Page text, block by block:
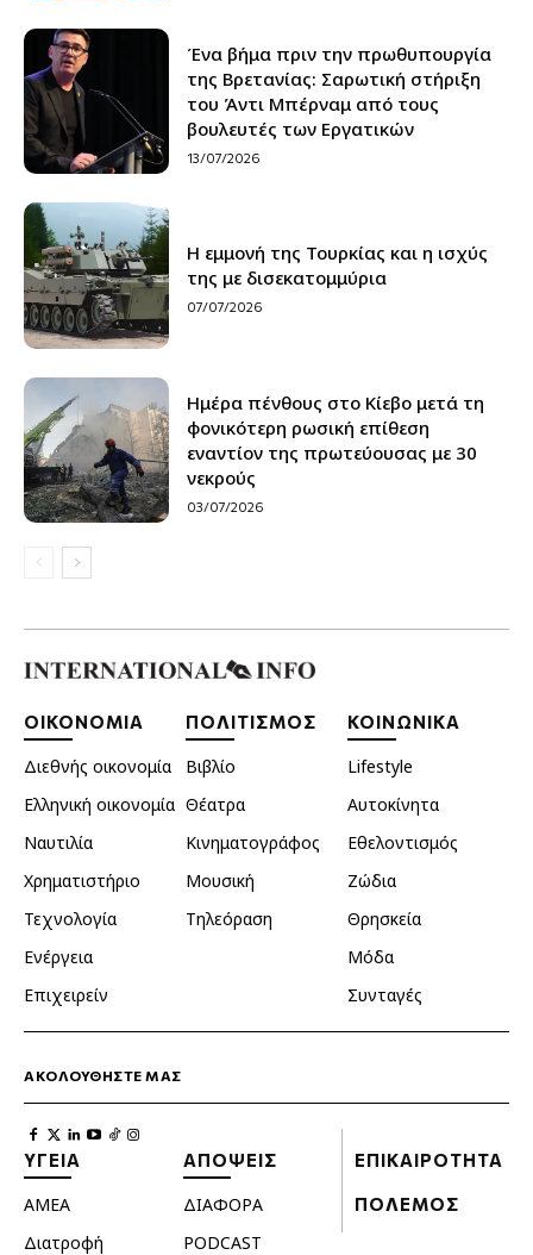
Ένα βήμα πριν την πρωθυπουργία
της Βρετανίας: Σαρωτική στήριξη
του Άντι Μπέρναμ από τους
βουλευτές των Εργατικών
13/07/2026
H εμμονή της Τουρκίας και η ισχύς
της με δισεκατομμύρια
07/07/2026
Ημέρα πένθους στο Κίεβο μετά τη
φονικότερη ρωσική επίθεση
εναντίον της πρωτεύουσας με 30
νεκρούς
03/07/2026
ΟΙΚΟΝΟΜΙΑ
Διεθνής οικονομία
Ελληνική οικονομία
Ναυτιλία
Χρηματιστήριο
Τεχνολογία
Ενέργεια
Επιχειρείν
ΠΟΛΙΤΙΣΜΟΣ
Βιβλίο
Θέατρα
Κινηματογράφος
Μουσική
Τηλεόραση
ΚΟΙΝΩΝΙΚΑ
Lifestyle
Αυτοκίνητα
Εθελοντισμός
Ζώδια
Θρησκεία
Μόδα
Συνταγές
ΑΚΟΛΟΥΘΗΣΤΕ ΜΑΣ
ΥΓΕΙΑ
ΑΜΕΑ
Διατροφή
ΑΠΟΨΕΙΣ
ΔΙΑΦΟΡΑ
PODCAST
ΕΠΙΚΑΙΡΟΤΗΤΑ
ΠΟΛΕΜΟΣ